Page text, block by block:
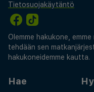
Tietosuojakäytäntö
Olemme hakukone,
tehdään sen
hakukoneidemme kautta.
Hae